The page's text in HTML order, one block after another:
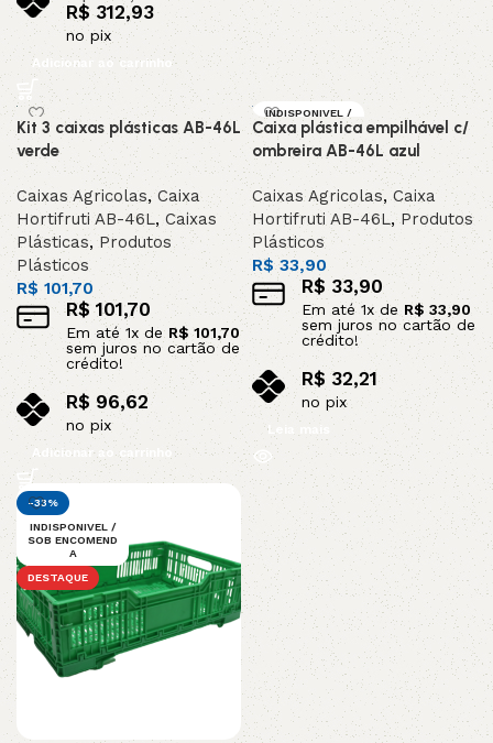
R$312,93
no pix
Adicionar ao carrinho
Kit 3 caixas plásticas AB-46L
verde
Caixas Agricolas,Caixa
Hortifruti AB-46L, Caixas
Plásticas,Produtos
Plásticos
R$ 101,70
R$ 101,70
Em até 1x de R$ 101,70
sem juros no cartão de
crédito!
R$ 96,62
no pix
Adicionar ao carrinho
INDISPONIVEL /
SOB ENCOMEND
A
Caixa plástica empilhável c/
ombreira AB-46L azul
Caixas Agricolas,Caixa
Hortifruti AB-46L,Produtos
Plásticos
R$33,90
R$ 33,90
Em até1x de R$ 33,90
sem juros no cartão de
crédito!
R$ 32,21
no pix
Leia mais
-33%
INDISPONIVEL /
SOB ENCOMEND
A
DESTAQUE